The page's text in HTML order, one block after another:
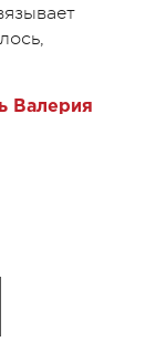
Валерия